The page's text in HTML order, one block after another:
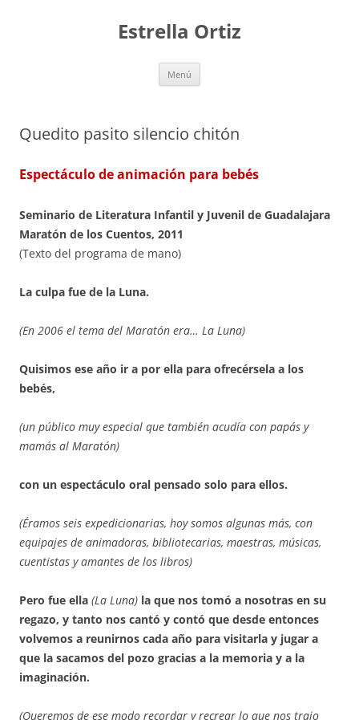
Estrella Ortiz
Menú
Quedito pasito silencio chitón
Espectáculo de animación para bebés
Seminario de Literatura Infantil y Juvenil de Guadalajara
Maratón de los Cuentos, 2011
(Texto del programa de mano)
La culpa fue de la Luna.
(En 2006 el tema del Maratón era… La Luna)
Quisimos ese año ir a por ella para ofrecérsela a los
bebés,
(un público muy especial que también acudía con papás y
mamás al Maratón)
con un espectáculo oral pensado solo para ellos.
(Éramos seis expedicionarias, hoy somos algunas más, con
equipajes de animadoras, bibliotecarias, maestras, músicas,
cuentistas y amantes de los libros)
Pero fue ella (La Luna) la que nos tomó a nosotras en su
regazo, y tanto nos cantó y contó que desde entonces
volvemos a reunirnos cada año para visitarla y jugar a
que la sacamos del pozo gracias a la memoria y a la
imaginación.
(Queremos de ese modo recordar y recrear lo que nos trajo